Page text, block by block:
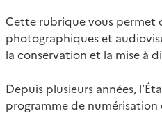
Cette rubrique vous permet
photographiques et
la conservation et la mise à
Depuis plusieurs années,
programme de numérisation